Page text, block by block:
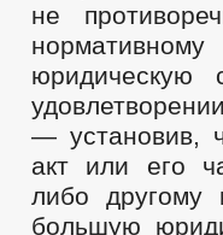
не
юридическую
— установив,
акт или его
либо другому
большую